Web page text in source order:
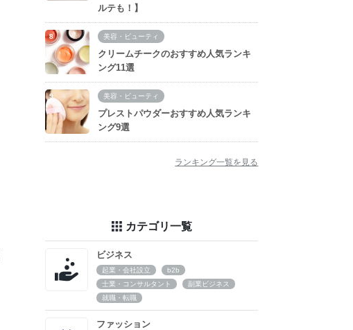
ルテも！】
美容・ビューティ
クリームチークのおすすめ人気ランキ
ング11選
美容・ビューティ
プレストパウダーおすすめ人気ランキ
ング9選
ランキング一覧を見る
カテゴリ一覧
ビジネス
起業・会社設立
b2b
士業・コンサルタント
副業ビジネス
就職・転職
ファッション